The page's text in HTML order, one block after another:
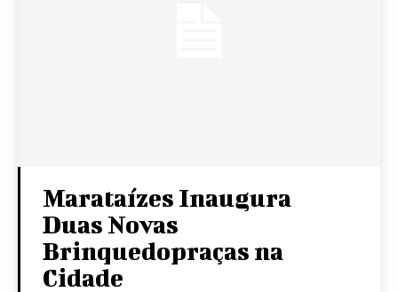
Marataízes Inaugura
Duas Novas
Brinquedopraças na
Cidade